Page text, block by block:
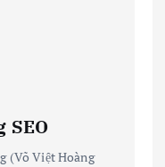
SEO
(Võ Việt Hoàng